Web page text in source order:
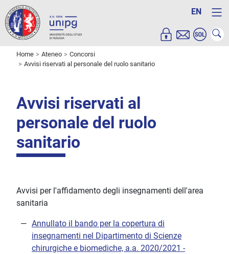
EN
Home Ateneo
Concorsi
Avvisi riservati al personale del ruolo sanitario
Avvisi riservati al
personale del ruolo
sanitario
Avvisi per l'affidamento degli insegnamenti dell'area
sanitaria
Annullato il bando per la copertura di
insegnamenti nel Dipartimento di Scienze
chirurgiche e biomediche, a.a. 2020/2021 -